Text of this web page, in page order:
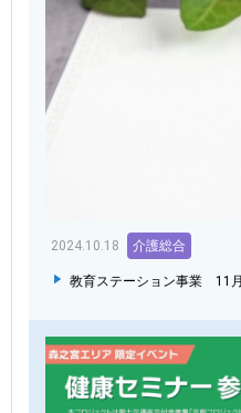
2024.10.18 介護総合
教育ステーション事業 11月